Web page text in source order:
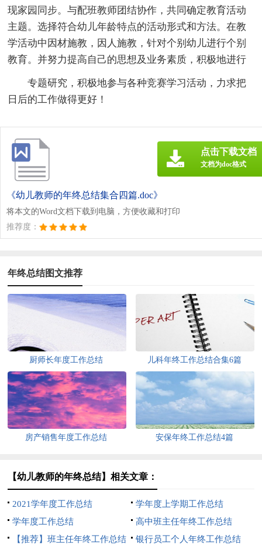
现家园同步。与配班教师团结协作，共同确定教育活动
主题。选择符合幼儿年龄特点的活动形式和方法。在教
学活动中因材施教，因人施教，针对个别幼儿进行个别
教育。并努力提高自己的思想及业务素质，积极地进行
专题研究，积极地参与各种竞赛学习活动，力求把
日后的工作做得更好！
《幼儿教师的年终总结集合四篇.doc》
将本文的Word文档下载到电脑，方便收藏和打印
推荐度：
点击下载文档
文档为doc格式
年终总结图文推荐
厨师长年度工作总结 儿科年终工作总结合集6篇
房产销售年度工作总结 安保年终工作总结4篇
【幼儿教师的年终总结】相关文章：
2021学年度工作总结
学年度上学期工作总结
学年度工作总结
高中班主任年终工作总结
【推荐】班主任年终工作总结
银行员工个人年终工作总结